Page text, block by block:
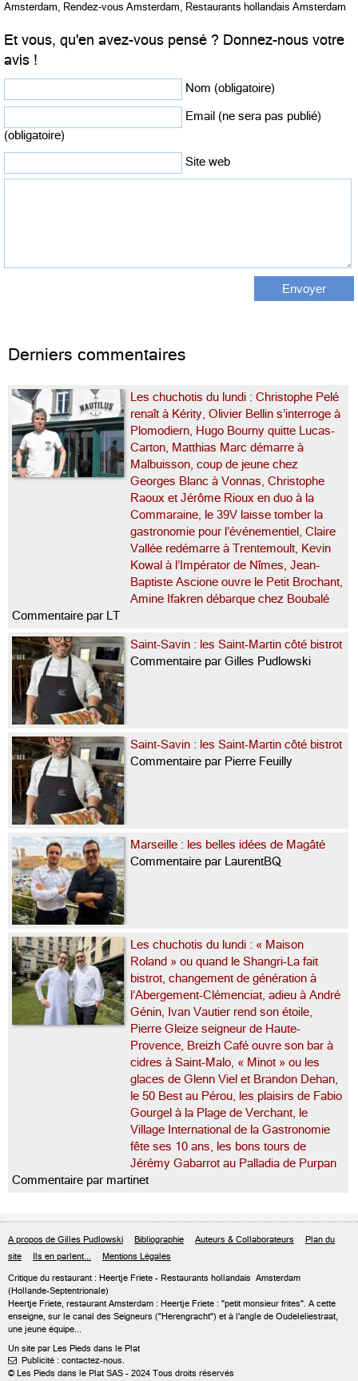
Amsterdam, Rendez-vous Amsterdam, Restaurants hollandais Amsterdam
Et vous, qu'en avez-vous pensé ? Donnez-nous votre
avis !
Nom (obligatoire)
Email (ne sera pas publié)
(obligatoire)
Site web
Derniers commentaires
Les chuchotis du lundi : Christophe Pelé
renaît à Kérity, Olivier Bellin s’interroge à
Plomodiern, Hugo Bourny quitte Lucas-
Carton, Matthias Marc démarre à
Malbuisson, coup de jeune chez
Georges Blanc à Vonnas, Christophe
Raoux et Jérôme Rioux en duo à la
Commaraine, le 39V laisse tomber la
gastronomie pour l’événementiel, Claire
Vallée redémarre à Trentemoult, Kevin
Kowal à l’Impérator de Nîmes, Jean-
Baptiste Ascione ouvre le Petit Brochant,
Amine Ifakren débarque chez Boubalé
Commentaire par LT
Saint-Savin : les Saint-Martin côté bistrot
Commentaire par Gilles Pudlowski
Saint-Savin : les Saint-Martin côté bistrot
Commentaire par Pierre Feuilly
Marseille : les belles idées de Magâté
Commentaire par LaurentBQ
Les chuchotis du lundi : « Maison
Roland » ou quand le Shangri-La fait
bistrot, changement de génération à
l’Abergement-Clémenciat, adieu à André
Génin, Ivan Vautier rend son étoile,
Pierre Gleize seigneur de Haute-
Provence, Breizh Café ouvre son bar à
cidres à Saint-Malo, « Minot » ou les
glaces de Glenn Viel et Brandon Dehan,
le 50 Best au Pérou, les plaisirs de Fabio
Gourgel à la Plage de Verchant, le
Village International de la Gastronomie
fête ses 10 ans, les bons tours de
Jérémy Gabarrot au Palladia de Purpan
Commentaire par martinet
A propos de Gilles Pudlowski Bibliographie Auteurs & Collaborateurs
Plan du
site
Ils en parlent... Mentions Légales
Critique du restaurant : Heertje Friete - Restaurants hollandais Amsterdam
(Hollande-Septentrionale)
Heertje Friete, restaurant Amsterdam : Heertje Friete : "petit monsieur frites". A cette
enseigne, sur le canal des Seigneurs ("Herengracht") et à l'angle de Oudeleliestraat,
une jeune équipe...
Un site par Les Pieds dans le Plat
 Publicité : contactez-nous.
© Les Pieds dans le Plat SAS - 2024 Tous droits réservés